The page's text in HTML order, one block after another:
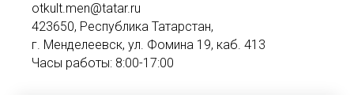
otkult.men@tatar.ru
423650, Республика Татарстан,
г. Менделеевск, ул. Фомина 19, каб. 413
Часы работы: 8:00-17:00